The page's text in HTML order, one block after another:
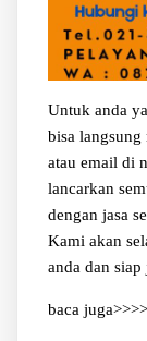
Untuk anda
bisa
atau email di
lancarkan
dengan jasa
Kami akan
anda dan
baca juga>>>>